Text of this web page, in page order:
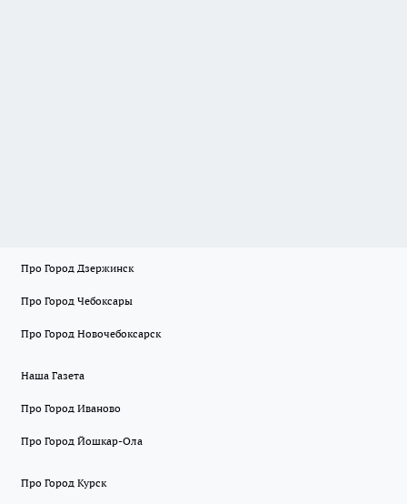
Про Город Дзержинск
Про Город Чебоксары
Про Город Новочебоксарск
Наша Газета
Про Город Иваново
Про Город Йошкар-Ола
Про Город Курск